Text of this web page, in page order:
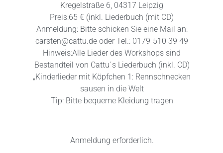
Kregelstraße 6, 04317 Leipzig
Preis:65 € (inkl. Liederbuch (mit CD)
Anmeldung: Bitte schicken Sie eine Mail an:
carsten@cattu.de oder Tel.: 0179-510 39 49
Hinweis:Alle Lieder des Workshops sind
Bestandteil von Cattu´s Liederbuch (inkl. CD)
„Kinderlieder mit Köpfchen 1: Rennschnecken
sausen in die Welt
Tip: Bitte bequeme Kleidung tragen
Anmeldung erforderlich.